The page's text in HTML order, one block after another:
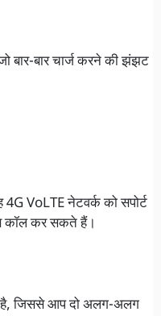
बार-बार चार्ज करने की झंझट
VoLTE नेटवर्क को सपोर्ट
कॉल कर सकते हैं।
जिससे आप दो अलग-अलग